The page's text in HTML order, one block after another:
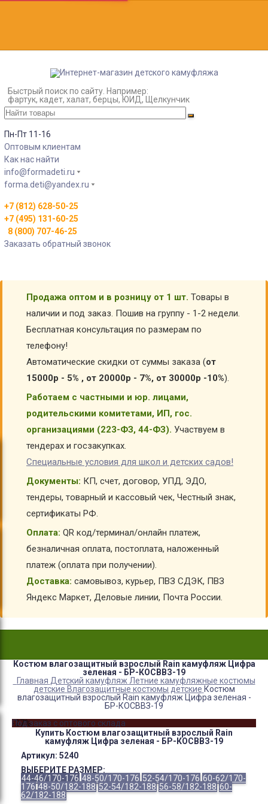
Быстрый поиск по сайту. Например:
фартук, кадет, халат, берцы, ЮИД, Щелкунчик
Пн-Пт 11-16
Оптовым клиентам
Как нас найти
info@formadeti.ru
forma.deti@yandex.ru
+7 (812) 628-50-25
+7 (495) 131-60-25
8 (800) 707-46-25
Заказать обратный звонок
Продажа оптом и в розницу от 1 шт. Товары в
наличии и под заказ. Пошив на группу - 1-2 недели.
Бесплатная консультация по размерам по
телефону!
Автоматические скидки от суммы заказа (от
15000р - 5% , от 20000р - 7%, от 30000р -10%).
Работаем с частными и юр. лицами,
родительскими комитетами, ИП, гос.
организациями (223-ФЗ, 44-ФЗ). Участвуем в
тендерах и госзакупках.
Специальные условия для школ и детских садов!
Документы: КП, счет, договор, УПД, ЭДО,
тендеры, товарный и кассовый чек, Честный знак,
сертификаты РФ.
Оплата: QR код/терминал/онлайн платеж,
безналичная оплата, постоплата, наложенный
платеж (оплата при получении).
Доставка: самовывоз, курьер, ПВЗ СДЭК, ПВЗ
Яндекс Маркет, Деловые линии, Почта России.
Костюм влагозащитный взрослый Rain камуфляж Цифра
зеленая - БР-КОСВВЗ-19
Главная Детский камуфляж Летние камуфляжные костюмы
детские Влагозащитные костюмы детские Костюм
влагозащитный взрослый Rain камуфляж Цифра зеленая -
БР-КОСВВЗ-19
-27%
Под заказ с оптового склада
Купить Костюм влагозащитный взрослый Rain
камуфляж Цифра зеленая - БР-КОСВВЗ-19
Артикул: 5240
ВЫБЕРИТЕ РАЗМЕР:
44-46/170-176 48-50/170-176 52-54/170-176 60-62/170-
176 48-50/182-188 52-54/182-188 56-58/182-188 60-
62/182-188